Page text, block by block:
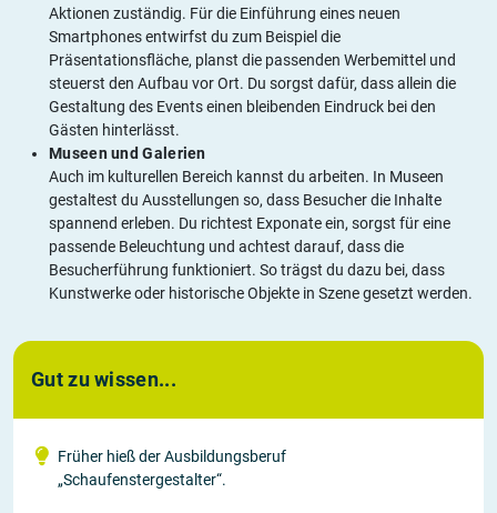
Aktionen zuständig. Für die Einführung eines neuen
Smartphones entwirfst du zum Beispiel die
Präsentationsfläche, planst die passenden Werbemittel und
steuerst den Aufbau vor Ort. Du sorgst dafür, dass allein die
Gestaltung des Events einen bleibenden Eindruck bei den
Gästen hinterlässt.
Museen und Galerien
Auch im kulturellen Bereich kannst du arbeiten. In Museen
gestaltest du Ausstellungen so, dass Besucher die Inhalte
spannend erleben. Du richtest Exponate ein, sorgst für eine
passende Beleuchtung und achtest darauf, dass die
Besucherführung funktioniert. So trägst du dazu bei, dass
Kunstwerke oder historische Objekte in Szene gesetzt werden.
Gut zu wissen...
Früher hieß der Ausbildungsberuf
„Schaufenstergestalter“.